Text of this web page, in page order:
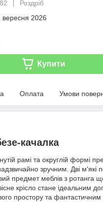
Роздріб
вересня 2026
Купити
Оплата Умови
качалка
рамі та округлій формі
зручним. Дві м'які
предмет меблів з ротанга
крісло стане ідеальним
простору та